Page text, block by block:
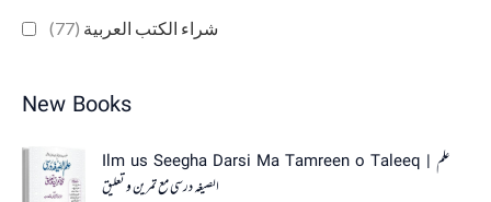
شراء الكتب العربية (77)
New Books
Ilm us Seegha Darsi Ma Tamreen o Taleeq | علم
الصیغہ درسی مع تمرین و تعلیق